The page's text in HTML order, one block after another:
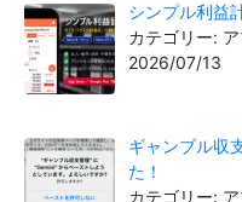
シンプル利益
カテゴリー: ア
2026/07/13
ギャンブル収
た！
カテゴリー: ア